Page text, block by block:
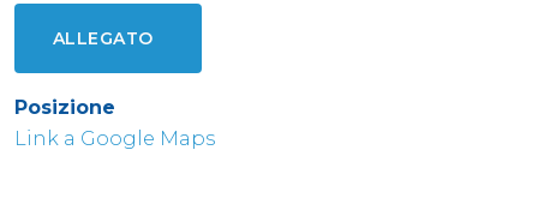
ALLEGATO
Posizione
Link a Google Maps